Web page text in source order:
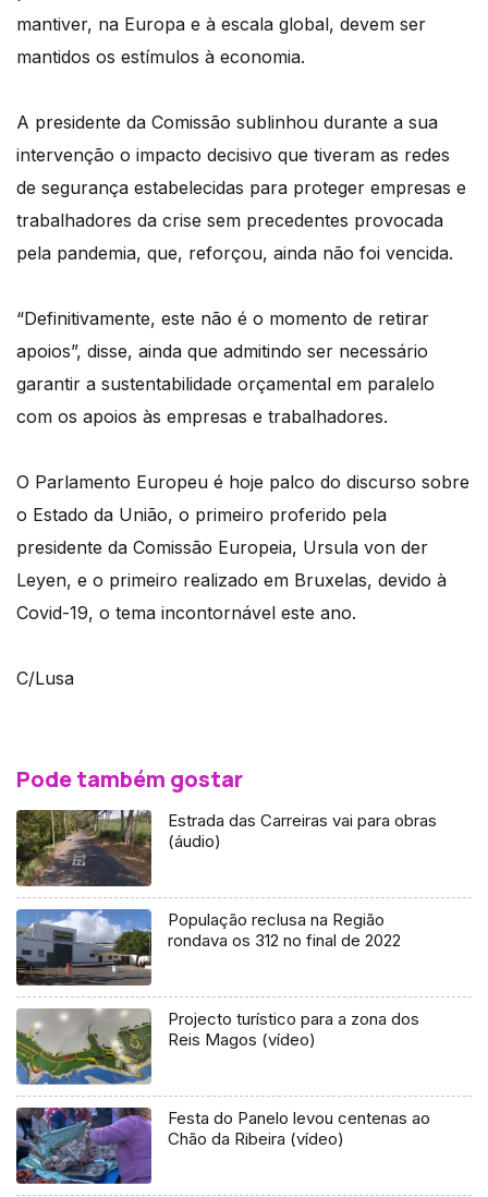
mantiver, na Europa e à escala global, devem ser
mantidos os estímulos à economia.
A presidente da Comissão sublinhou durante a sua
intervenção o impacto decisivo que tiveram as redes
de segurança estabelecidas para proteger empresas e
trabalhadores da crise sem precedentes provocada
pela pandemia, que, reforçou, ainda não foi vencida.
“Definitivamente, este não é o momento de retirar
apoios”, disse, ainda que admitindo ser necessário
garantir a sustentabilidade orçamental em paralelo
com os apoios às empresas e trabalhadores.
O Parlamento Europeu é hoje palco do discurso sobre
o Estado da União, o primeiro proferido pela
presidente da Comissão Europeia, Ursula von der
Leyen, e o primeiro realizado em Bruxelas, devido à
Covid-19, o tema incontornável este ano.
C/Lusa
Pode também gostar
Estrada das Carreiras vai para obras
(áudio)
População reclusa na Região
rondava os 312 no final de 2022
Projecto turístico para a zona dos
Reis Magos (vídeo)
Festa do Panelo levou centenas ao
Chão da Ribeira (vídeo)